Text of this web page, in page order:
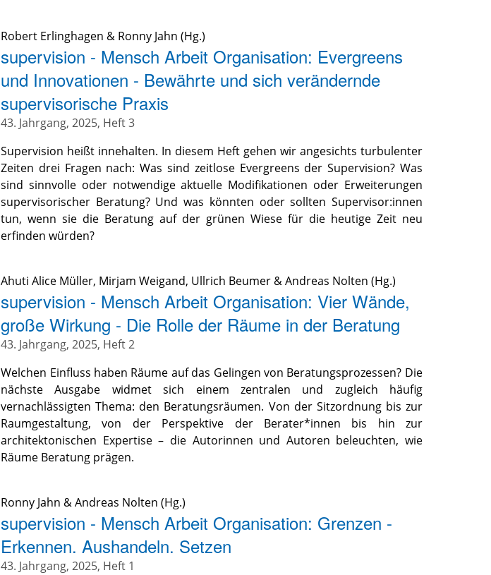
Robert Erlinghagen & Ronny Jahn (Hg.)
supervision - Mensch Arbeit Organisation: Evergreens
und Innovationen - Bewährte und sich verändernde
supervisorische Praxis
43. Jahrgang, 2025, Heft 3
Supervision heißt innehalten. In diesem Heft gehen wir angesichts turbulenter
Zeiten drei Fragen nach: Was sind zeitlose Evergreens der Supervision? Was
sind sinnvolle oder notwendige aktuelle Modifikationen oder Erweiterungen
supervisorischer Beratung? Und was könnten oder sollten Supervisor:innen
tun, wenn sie die Beratung auf der grünen Wiese für die heutige Zeit neu
erfinden würden?
Ahuti Alice Müller, Mirjam Weigand, Ullrich Beumer &Andreas Nolten (Hg.)
supervision - Mensch Arbeit Organisation: Vier Wände,
große Wirkung - Die Rolle der Räume in der Beratung
43. Jahrgang, 2025, Heft 2
Welchen Einfluss haben Räume auf das Gelingen von Beratungsprozessen? Die
nächste Ausgabe widmet sich einem zentralen und zugleich häufig
vernachlässigten Thema: den Beratungsräumen. Von der Sitzordnung bis zur
Raumgestaltung, von der Perspektive der Berater*innen bis hin zur
architektonischen Expertise – die Autorinnen und Autoren beleuchten, wie
Räume Beratung prägen.
Ronny Jahn &Andreas Nolten (Hg.)
supervision - Mensch Arbeit Organisation: Grenzen -
Erkennen. Aushandeln. Setzen
43. Jahrgang, 2025, Heft 1